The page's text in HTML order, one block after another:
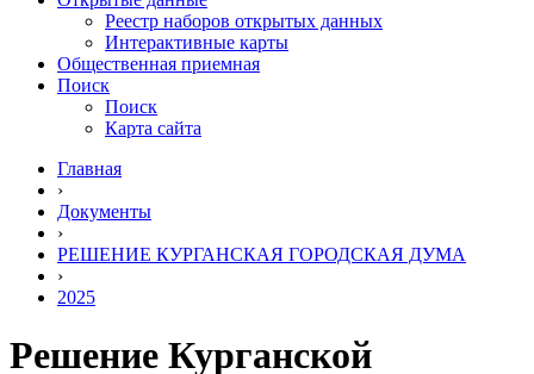
Реестр наборов открытых данных
Интерактивные карты
Общественная приемная
Поиск
Поиск
Карта сайта
Главная
›
Документы
›
РЕШЕНИЕ КУРГАНСКАЯ ГОРОДСКАЯ ДУМА
›
2025
Решение Курганской